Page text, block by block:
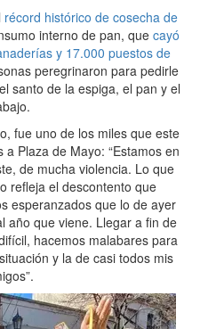
récord histórico de cosecha de
interno de pan, que cayó
y 17.000 puestos de
peregrinaron para pedirle
santo de la espiga, el pan y el
fue uno de los miles que este
Plaza de Mayo: “Estamos en
de mucha violencia. Lo que
refleja el descontento que
esperanzados que lo de ayer
año que viene. Llegar a fin de
hacemos malabares para
y la de casi todos mis